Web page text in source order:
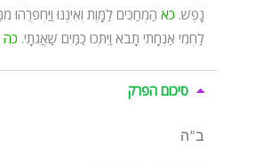
נָפֶשׁ. כא הַמְחַכִּים לַמָּוֶת וְאֵינֶנּוּ וַיַּחְפְּרֻהוּ
לַחְמִי אַנְחָתִי תָבֹא וַיִּתְּכוּ כַמַּיִם שַׁאֲגֹתָי. כה
סיכום הפרק
ב”ה